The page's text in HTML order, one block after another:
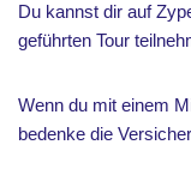
Du kannst dir auf
geführten Tour
Wenn du mit einem
bedenke die